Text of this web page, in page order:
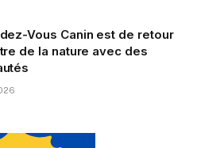
Vous Canin est de retour
de la nature avec des